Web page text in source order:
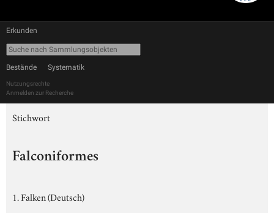
Erkunden
Bestände Systematik
Nutzungsrechte
Anmelden zur Recherche
Stichwort
Falconiformes
1. Falken (Deutsch)